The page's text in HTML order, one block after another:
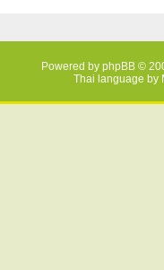
Powered by phpBB ©
Thai language by